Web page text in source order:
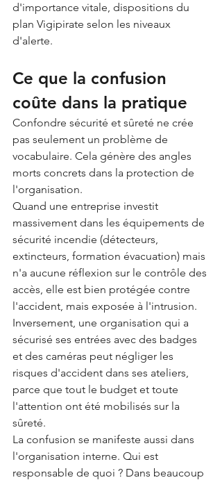
d'importance vitale, dispositions du
plan Vigipirate selon les niveaux
d'alerte.
Ce que la confusion
coûte dans la pratique
Confondre sécurité et sûreté ne crée
pas seulement un problème de
vocabulaire. Cela génère des angles
morts concrets dans la protection de
l'organisation.
Quand une entreprise investit
massivement dans les équipements de
sécurité incendie (détecteurs,
extincteurs, formation évacuation) mais
n'a aucune réflexion sur le contrôle des
accès, elle est bien protégée contre
l'accident, mais exposée à l'intrusion.
Inversement, une organisation qui a
sécurisé ses entrées avec des badges
et des caméras peut négliger les
risques d'accident dans ses ateliers,
parce que tout le budget et toute
l'attention ont été mobilisés sur la
sûreté.
La confusion se manifeste aussi dans
l'organisation interne. Qui est
responsable de quoi ? Dans beaucoup